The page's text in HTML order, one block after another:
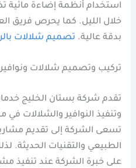
استخدام أنظمة إضاءة مائية
خلال الليل. كما يحرص فريق
بدقة عالية. تصميم شلالات
تركيب وتصميم شلالات
تقدم شركة بستان الخليج
وتنفيذ النوافير والشلالات
تسعى الشركة إلى تقديم
الطبيعي والتقنيات الحديثة.
على خبرة الشركة عند تنفيذ